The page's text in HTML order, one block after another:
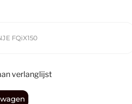
FQiX150
verlanglijst